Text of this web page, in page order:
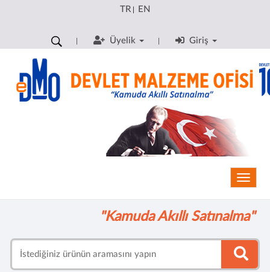
TR| EN
Üyelik Giriş
"Kamuda Akıllı Satınalma"